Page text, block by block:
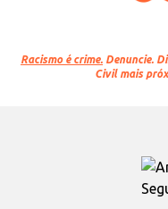
Racismo é crime. Denuncie.
Civil mais